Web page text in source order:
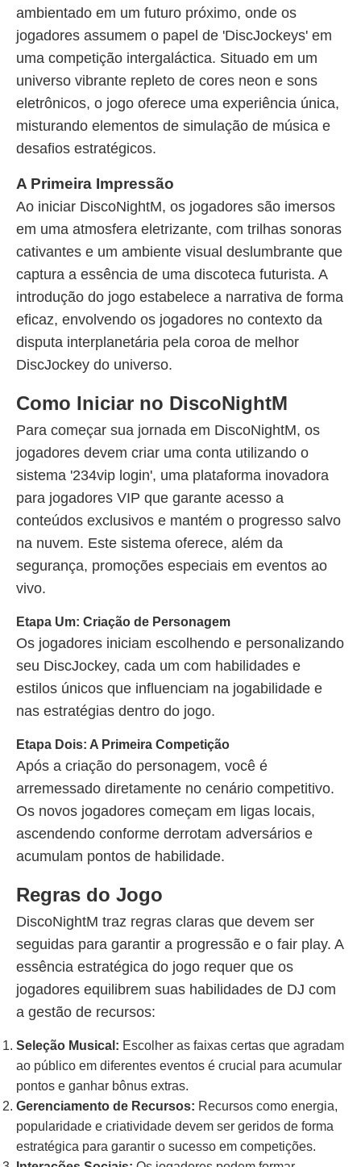
ambientado em um futuro próximo, onde os
jogadores assumem o papel de 'DiscJockeys' em
uma competição intergaláctica. Situado em um
universo vibrante repleto de cores neon e sons
eletrônicos, o jogo oferece uma experiência única,
misturando elementos de simulação de música e
desafios estratégicos.
A Primeira Impressão
Ao iniciar DiscoNightM, os jogadores são imersos
em uma atmosfera eletrizante, com trilhas sonoras
cativantes e um ambiente visual deslumbrante que
captura a essência de uma discoteca futurista. A
introdução do jogo estabelece a narrativa de forma
eficaz, envolvendo os jogadores no contexto da
disputa interplanetária pela coroa de melhor
DiscJockey do universo.
Como Iniciar no DiscoNightM
Para começar sua jornada em DiscoNightM, os
jogadores devem criar uma conta utilizando o
sistema '234vip login', uma plataforma inovadora
para jogadores VIP que garante acesso a
conteúdos exclusivos e mantém o progresso salvo
na nuvem. Este sistema oferece, além da
segurança, promoções especiais em eventos ao
vivo.
Etapa Um: Criação de Personagem
Os jogadores iniciam escolhendo e personalizando
seu DiscJockey, cada um com habilidades e
estilos únicos que influenciam na jogabilidade e
nas estratégias dentro do jogo.
Etapa Dois: A Primeira Competição
Após a criação do personagem, você é
arremessado diretamente no cenário competitivo.
Os novos jogadores começam em ligas locais,
ascendendo conforme derrotam adversários e
acumulam pontos de habilidade.
Regras do Jogo
DiscoNightM traz regras claras que devem ser
seguidas para garantir a progressão e o fair play. A
essência estratégica do jogo requer que os
jogadores equilibrem suas habilidades de DJ com
a gestão de recursos:
Seleção Musical: Escolher as faixas certas que agradam
ao público em diferentes eventos é crucial para acumular
pontos e ganhar bônus extras.
Gerenciamento de Recursos: Recursos como energia,
popularidade e criatividade devem ser geridos de forma
estratégica para garantir o sucesso em competições.